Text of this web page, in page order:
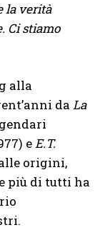
la verità
Ci stiamo
alla
da La
eE.T.
origini,
più di tutti ha